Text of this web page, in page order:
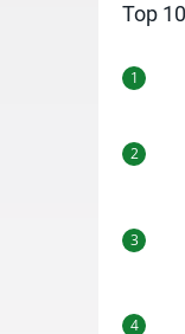
Top